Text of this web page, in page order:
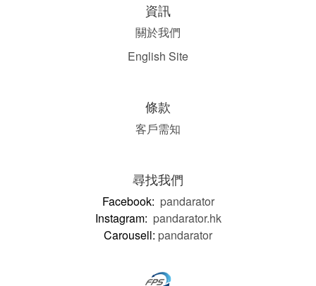
資訊
關於我們
English Site
條款
客戶需知
尋找我們
Facebook: pandarator
Instagram: pandarator.hk
Carousell: pandarator